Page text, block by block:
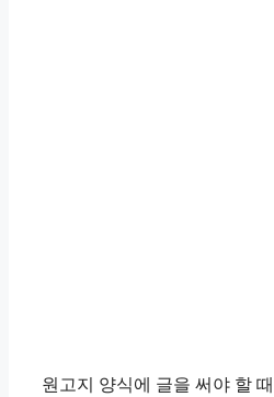
원고지 양식에 글을 써야 할